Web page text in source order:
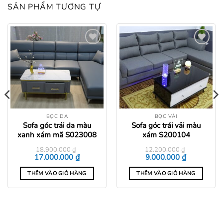
SẢN PHẨM TƯƠNG TỰ
Add to
wishlist
BỌC DA
Sofa góc trái da màu
xanh xám mã S023008
18.900.000₫
Giá
gốc
là:
18.900.000 ₫.
17.000.000 ₫Giá
hiện
tại
là:
17.000.000 ₫.
THÊM VÀO GIỎ HÀNG
Add to
wishlist
BỌC VẢI
Sofa góc trái vải màu
xám S200104
12.200.000₫
Giá
gốc
là:
12.200.000 ₫.
9.000.000 ₫Giá
tại
là:
9.000.000
THÊM VÀO GIỎ HÀNG